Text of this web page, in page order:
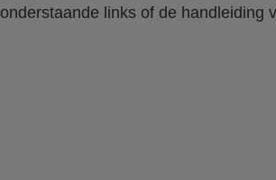
onderstaande links of de handleiding